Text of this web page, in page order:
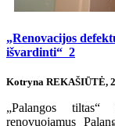
„Renovacijos
išvardinti“ 2
Kotryna REKAŠIŪTĖ,
„Palangos
renovuojamus